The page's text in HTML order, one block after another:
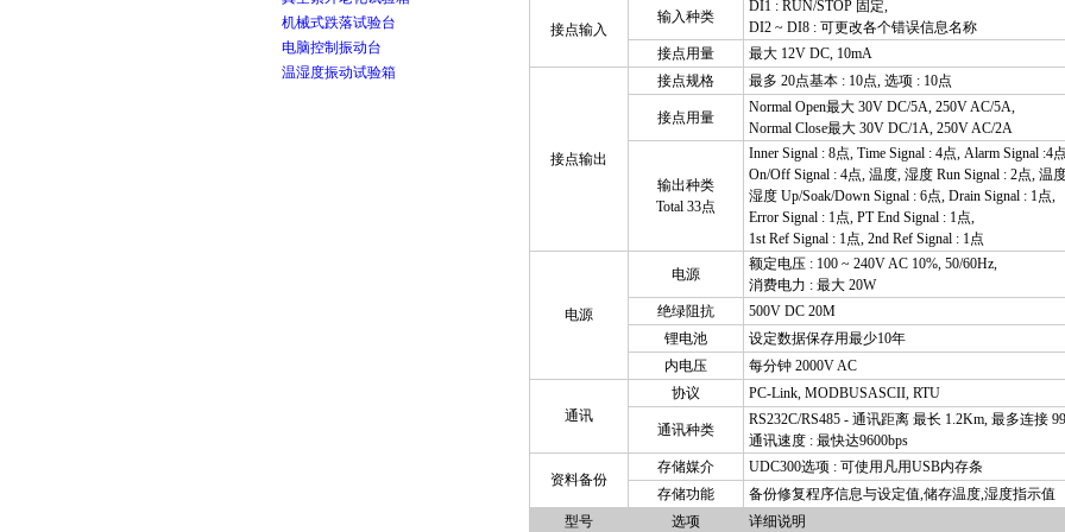
机械式跌落试验台
电脑控制振动台
温湿度振动试验箱
接点输入
输入种类
DI1 : RUN/STOP 固定,
DI2 ~ DI8 : 可更改各个错误信息名称
接点用量
最大12V DC, 10mA
接点输出
接点规格 最多 20点基本: 10点, 选项: 10点
接点用量
Normal Open最大30V DC/5A, 250V AC/5A,
Normal Close最大30V DC/1A, 250V AC/2A
输出种类
Total 33点
Inner Signal : 8点, Time Signal : 4点, Alarm Signal :4点
On/Off Signal : 4点, 温度, 湿度Run Signal : 2点, 温
湿度Up/Soak/Down Signal : 6点, Drain Signal : 1点,
Error Signal : 1点, PT End Signal : 1点,
1st Ref Signal : 1点, 2nd Ref Signal : 1点
电源
电源
额定电压: 100 ~ 240V AC 10%, 50/60Hz,
消费电力 : 最大20W
绝绿阻抗
500V DC 20M
锂电池
设定数据保存用最少10年
内电压
每分钟2000V AC
通讯
协议 PC-Link, MODBUSASCII, RTU
通讯种类
RS232C/RS485 - 通讯距离 最长 1.2Km, 最多连接99
通讯速度: 最快达9600bps
资料备份
存储媒介 UDC300选项: 可使用凡用USB内存条
存储功能
备份修复程序信息与设定值,储存温度,湿度指示值
型号
选项 详细说明